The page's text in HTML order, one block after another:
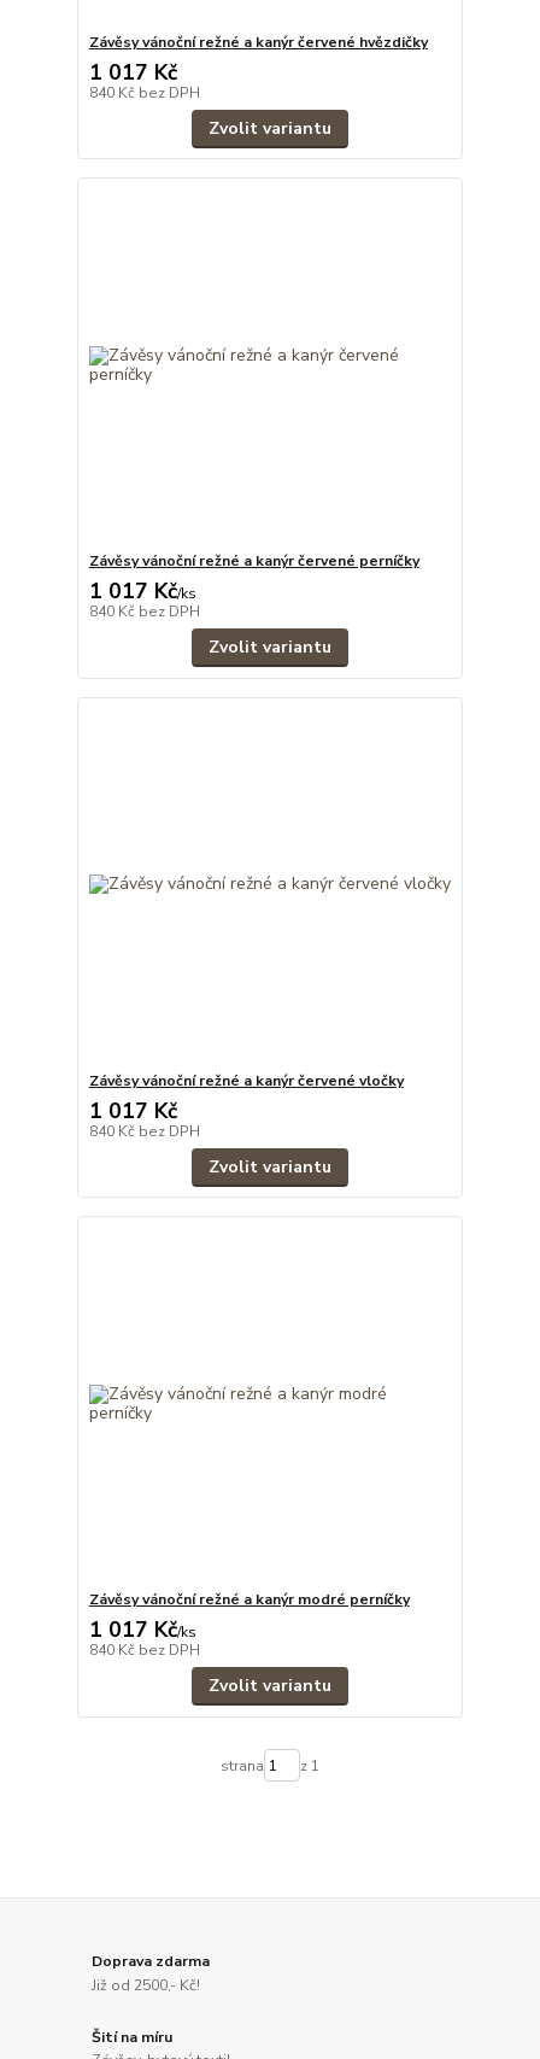
Závěsy vánoční režné a kanýr červené hvězdičky
1 017 Kč
840 Kč bez DPH
Zvolit variantu
Závěsy vánoční režné a kanýr červené perníčky
1 017 Kč/ks
840 Kč bez DPH
Zvolit variantu
Závěsy vánoční režné a kanýr červené vločky
1 017 Kč
840 Kč bez DPH
Zvolit variantu
Závěsy vánoční režné a kanýr modré perníčky
1 017 Kč/ks
840 Kč bez DPH
Zvolit variantu
strana z 1
Doprava zdarma
Již od 2500,- Kč!
Šití na míru